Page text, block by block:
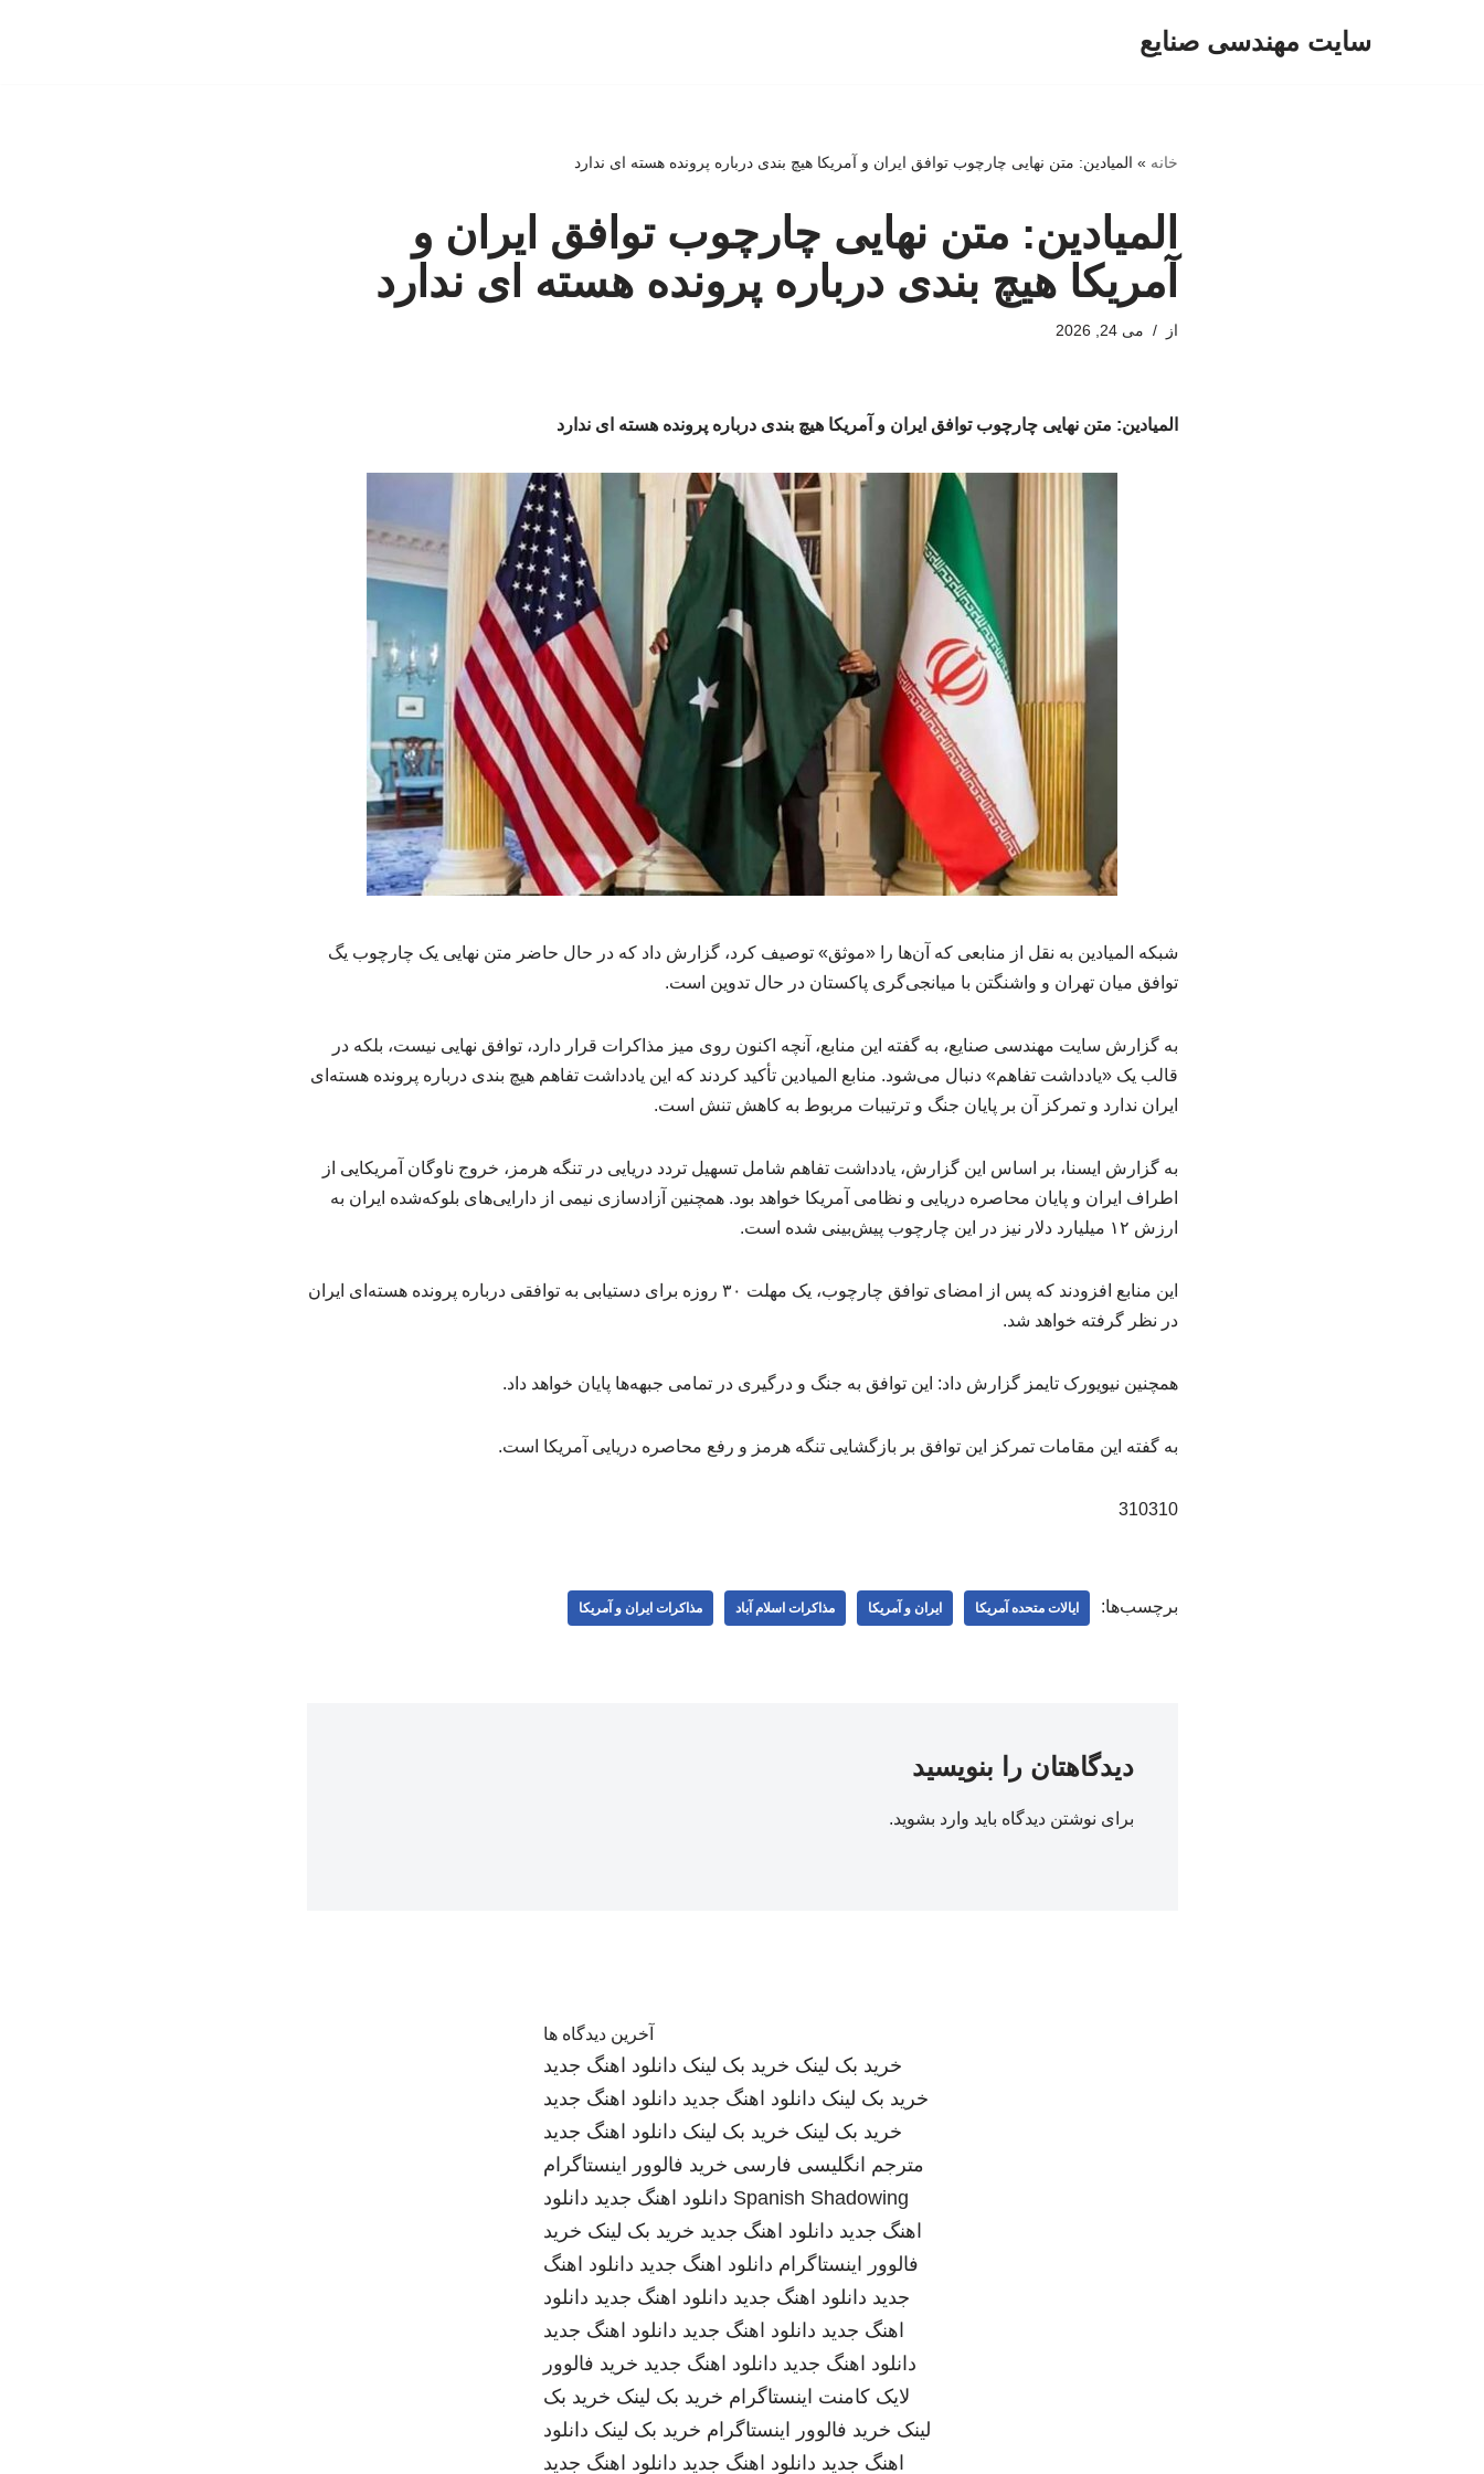
سایت مهندسی صنایع
خانه » المیادین: متن نهایی چارچوب توافق ایران و آمریکا هیچ بندی درباره پرونده هسته ای ندارد
المیادین: متن نهایی چارچوب توافق ایران و
آمریکا هیچ بندی درباره پرونده هسته ای ندارد
از می 24, 2026
المیادین: متن نهایی چارچوب توافق ایران و آمریکا هیچ بندی درباره پرونده هسته ای ندارد
شبکه المیادین به نقل از منابعی که آن‌ها را «موثق» توصیف کرد، گزارش داد که در حال حاضر متن نهایی یک چارچوب یگ
توافق میان تهران و واشنگتن با میانجی‌گری پاکستان در حال تدوین است.
به گزارش سایت مهندسی صنایع، به گفته این منابع، آنچه اکنون روی میز مذاکرات قرار دارد، توافق نهایی نیست، بلکه در
قالب یک «یادداشت تفاهم» دنبال می‌شود. منابع المیادین تأکید کردند که این یادداشت تفاهم هیچ بندی درباره پرونده هسته‌ای
ایران ندارد و تمرکز آن بر پایان جنگ و ترتیبات مربوط به کاهش تنش است.
به گزارش ایسنا، بر اساس این گزارش، یادداشت تفاهم شامل تسهیل تردد دریایی در تنگه هرمز، خروج ناوگان آمریکایی از
اطراف ایران و پایان محاصره دریایی و نظامی آمریکا خواهد بود. همچنین آزادسازی نیمی از دارایی‌های بلوکه‌شده ایران به
ارزش ۱۲ میلیارد دلار نیز در این چارچوب پیش‌بینی شده است.
این منابع افزودند که پس از امضای توافق چارچوب، یک مهلت ۳۰ روزه برای دستیابی به توافقی درباره پرونده هسته‌ای ایران
در نظر گرفته خواهد شد.
همچنین نیویورک تایمز گزارش داد: این توافق به جنگ و درگیری در تمامی جبهه‌ها پایان خواهد داد.
به گفته این مقامات تمرکز این توافق بر بازگشایی تنگه هرمز و رفع محاصره دریایی آمریکا است.
310310
برچسب‌ها: ایالات متحده آمریکا ایران و آمریکا مذاکرات اسلام آباد مذاکرات ایران و آمریکا
دیدگاهتان را بنویسید
برای نوشتن دیدگاه باید وارد بشوید.
آخرین دیدگاه ها
خرید بک لینک خرید بک لینک دانلود اهنگ جدید
خرید بک لینک دانلود اهنگ جدید دانلود اهنگ جدید
خرید بک لینک خرید بک لینک دانلود اهنگ جدید
مترجم انگلیسی فارسی خرید فالوور اینستاگرام
Spanish Shadowing دانلود اهنگ جدید دانلود
اهنگ جدید دانلود اهنگ جدید خرید بک لینک خرید
فالوور اینستاگرام دانلود اهنگ جدید دانلود اهنگ
جدید دانلود اهنگ جدید دانلود اهنگ جدید دانلود
اهنگ جدید دانلود اهنگ جدید دانلود اهنگ جدید
دانلود اهنگ جدید دانلود اهنگ جدید خرید فالوور
لایک کامنت اینستاگرام خرید بک لینک خرید بک
لینک خرید فالوور اینستاگرام خرید بک لینک دانلود
اهنگ جدید دانلود اهنگ جدید دانلود اهنگ جدید